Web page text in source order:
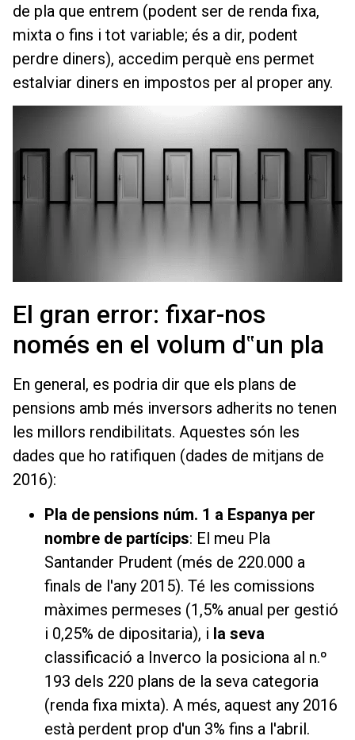
de pla que entrem (podent ser de renda fixa,
mixta o fins i tot variable; és a dir, podent
perdre diners), accedim perquè ens permet
estalviar diners en impostos per al proper any.
El gran error: fixar-nos
només en el volum d‟un pla
En general, es podria dir que els plans de
pensions amb més inversors adherits no tenen
les millors rendibilitats. Aquestes són les
dades que ho ratifiquen (dades de mitjans de
2016):
Pla de pensions núm. 1 a Espanya per
nombre de partícips: El meu Pla
Santander Prudent (més de 220.000 a
finals de l'any 2015). Té les comissions
màximes permeses (1,5% anual per gestió
i 0,25% de dipositaria), i la seva
classificació a Inverco la posiciona al n.º
193 dels 220 plans de la seva categoria
(renda fixa mixta). A més, aquest any 2016
està perdent prop d'un 3% fins a l'abril.